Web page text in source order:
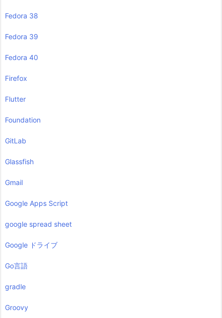
Fedora 38
Fedora 39
Fedora 40
Firefox
Flutter
Foundation
GitLab
Glassfish
Gmail
Google Apps Script
google spread sheet
Google ドライブ
Go言語
gradle
Groovy